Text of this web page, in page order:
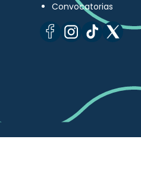
Convocatorias